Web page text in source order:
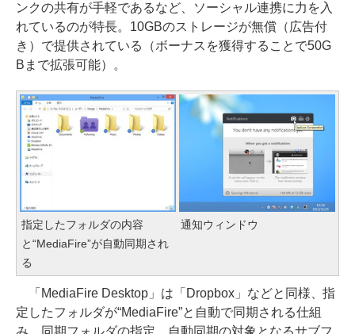
ンクの共有が手軽であるなど、ソーシャル連携に力を入
れているのが特長。10GBのストレージが無償（広告付
き）で提供されている（ボーナスを獲得することで50G
Bまで拡張可能）。
指定したフォルダの内容
と“MediaFire”が自動同期され
る
通知ウィンドウ
「MediaFire Desktop」は「Dropbox」などと同様、指
定したフォルダが“MediaFire”と自動で同期される仕組